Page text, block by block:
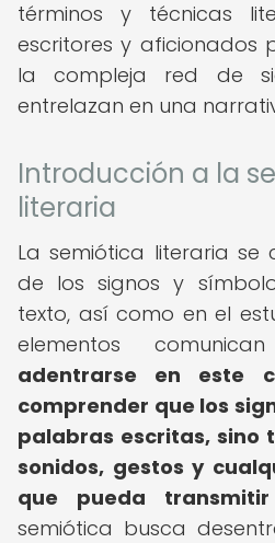
términos y técnicas
escritores y aficionados
la compleja red de
entrelazan en una
Introducción a la
literaria
La semiótica literaria se
de los signos y
texto, así como en el
elementos
adentrarse en este
comprender que los
palabras escritas, sino
sonidos, gestos y
que pueda
semiótica busca